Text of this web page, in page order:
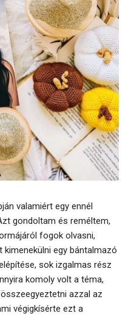
valamiért egy ennél
gondoltam és reméltem,
fogok olvasni,
kimenekülni egy bántalmazó
sok izgalmas rész
komoly volt a téma,
azzal az
végigkísérte ezt a